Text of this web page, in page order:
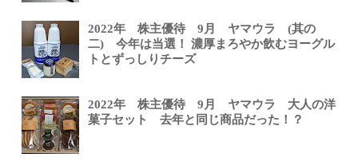
2022年 株主優待 9月 ヤマウラ (其の
二) 今年は当選！ 濃厚まろやか飲むヨーグル
トとずっしりチーズ
2022年 株主優待 9月 ヤマウラ 大人の洋
菓子セット 去年と同じ商品だった！？